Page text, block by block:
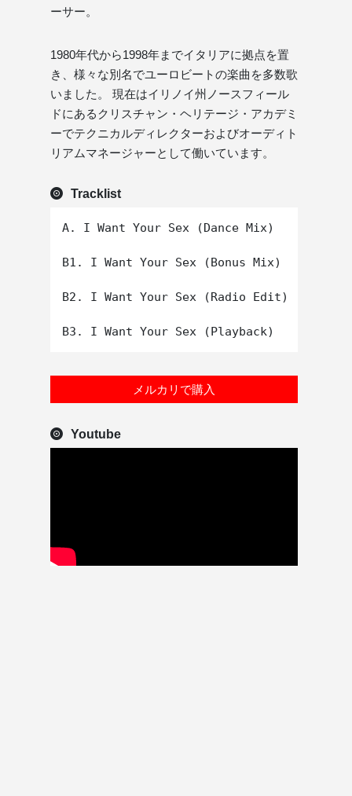
ーサー。
1980年代から1998年までイタリアに拠点を置
き、様々な別名でユーロビートの楽曲を多数歌
いました。 現在はイリノイ州ノースフィール
ドにあるクリスチャン・ヘリテージ・アカデミ
ーでテクニカルディレクターおよびオーディト
リアムマネージャーとして働いています。
Tracklist
A. I Want Your Sex (Dance Mix)
B1. I Want Your Sex (Bonus Mix)
B2. I Want Your Sex (Radio Edit)
メルカリで購入
Youtube